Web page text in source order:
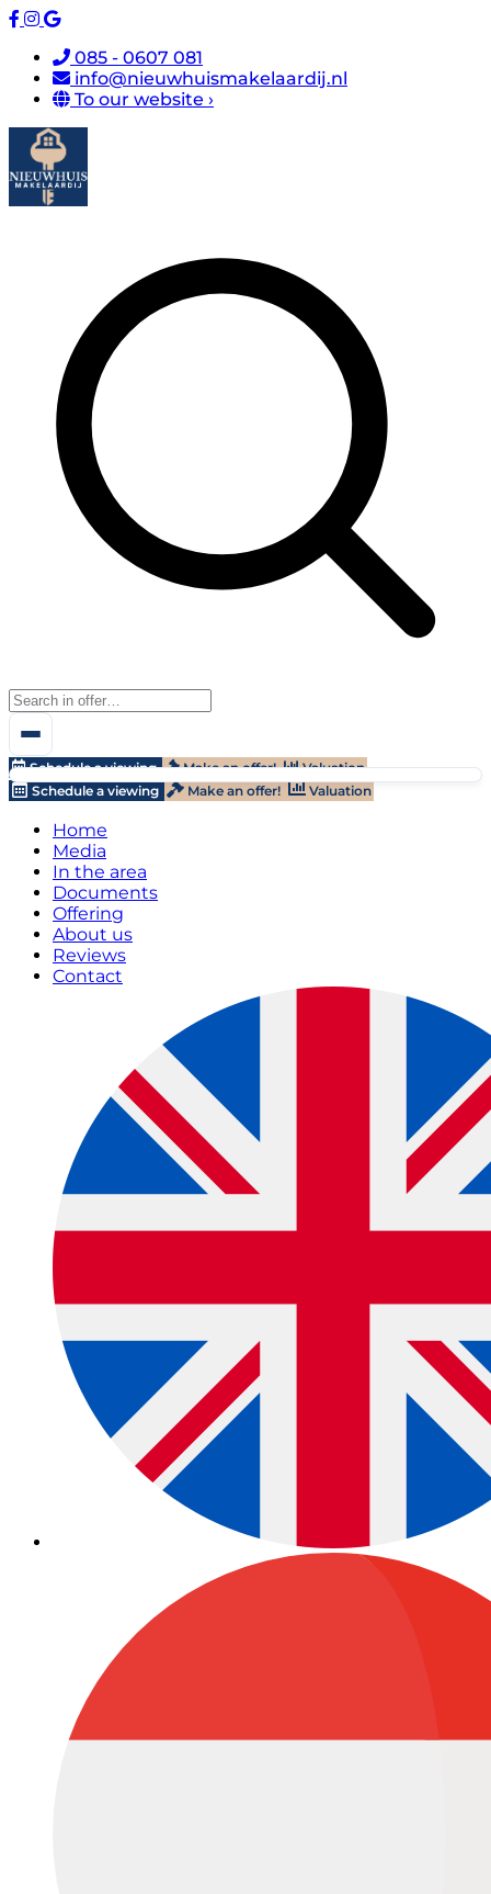
085 - 0607 081
info@nieuwhuismakelaardij.nl
To our website ›
Schedule a viewing Make an offer!
Valuation
Schedule a viewing
Make an offer! Valuation
Home
Media
In the area
Documents
Offering
About us
Reviews
Contact